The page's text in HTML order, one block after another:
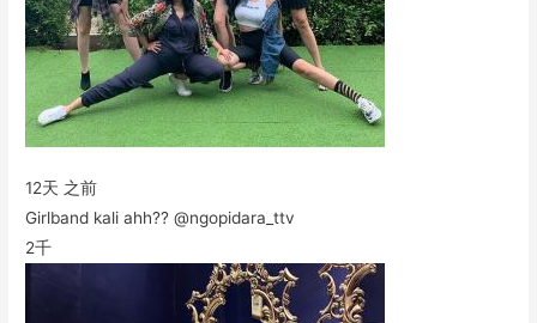
12天 之前
Girlband kali ahh?? @ngopidara_ttv
2千